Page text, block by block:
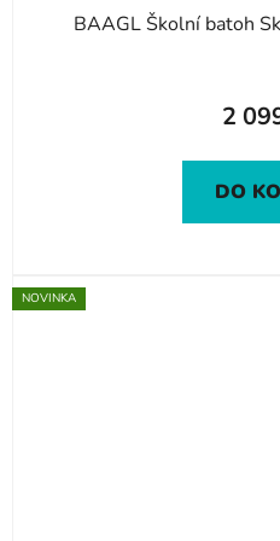
BAAGL Školní batoh
2
DO
NOVINKA